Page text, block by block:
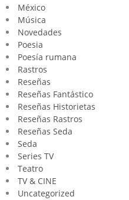
México
Música
Novedades
Poesia
Poesía rumana
Rastros
Reseñas
Reseñas Fantástico
Reseñas Historietas
Reseñas Rastros
Reseñas Seda
Seda
Series TV
Teatro
TV & CINE
Uncategorized